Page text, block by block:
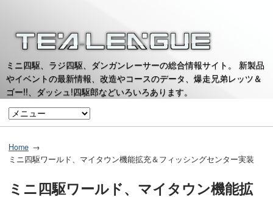
ミニ四駆、ラジ四駆、ダンガンレーサーの総合情報サイト。 新製品
やイベントの最新情報、改造やコースのデータ、爆走兄弟レッツ＆
ゴー!!、ダッシュ!四駆郎などいろいろあります。
Home
ミニ四駆ワールド、マイタウン機能拡充＆フィッシングセンター実装
ミニ四駆ワールド、マイタウン機能拡